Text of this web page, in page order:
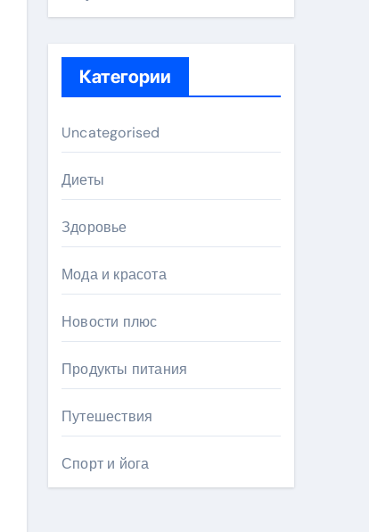
Категории
Uncategorised
Диеты
Здоровье
Мода и красота
Новости плюс
Продукты питания
Путешествия
Спорт и йога